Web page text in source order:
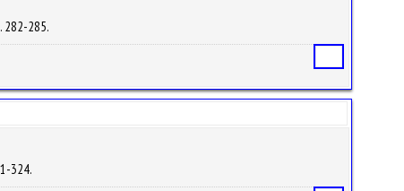
282-285.
324.